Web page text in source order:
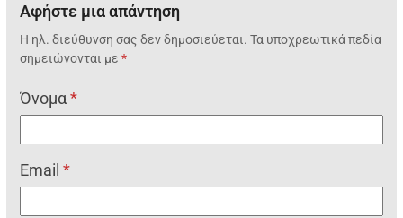
Αφήστε μια απάντηση
Η ηλ. διεύθυνση σας δεν δημοσιεύεται. Τα υποχρεωτικά πεδία
σημειώνονται με*
Όνομα*
Email*